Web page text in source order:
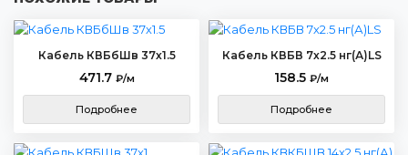
Кабель КВБбШв 37х1.5
471.7 ₽/м
Подробнее
Кабель КВБВ 7х2.5 нг(А)LS
158.5 ₽/м
Подробнее